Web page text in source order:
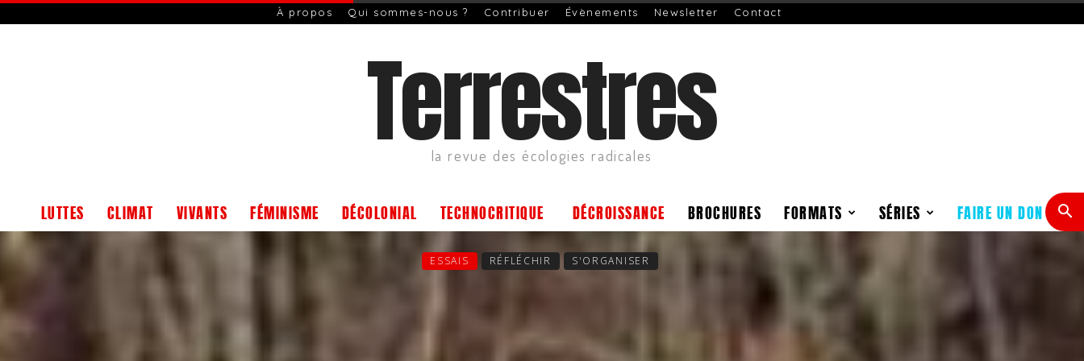
À propos Qui sommes-nous ? Contribuer Évènements Newsletter Contact
Terrestres
la revue des écologies radicales
LUTTES CLIMAT VIVANTS FÉMINISME DÉCOLONIAL TECHNOCRITIQUE DÉCROISSANCE BROCHURES FORMATS SÉRIES FAIRE UN DON
ESSAIS RÉFLÉCHIR S'ORGANISER